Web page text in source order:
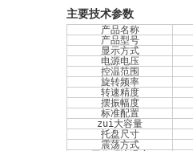
主要技术参数
产品名称
产品型号
显示方式
电源电压
控温范围
旋转频率
转速精度
摆振幅度
标准配置
zui大容量
托盘尺寸
震荡方式